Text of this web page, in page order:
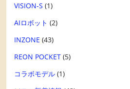
VISION-S (1)
AIロボット (2)
INZONE (43)
REON POCKET (5)
コラボモデル (1)